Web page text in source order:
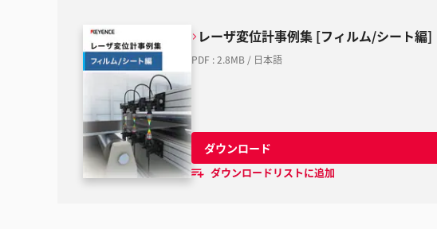
レーザ変位計事例集 [フィルム/シート編]
PDF :2.8MB / 日本語
ダウンロード
ダウンロードリストに追加